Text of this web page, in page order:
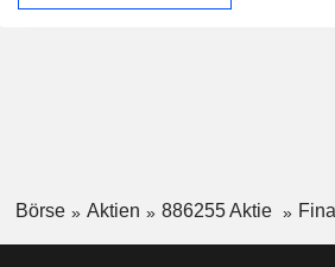
Börse Aktien 886255 Aktie